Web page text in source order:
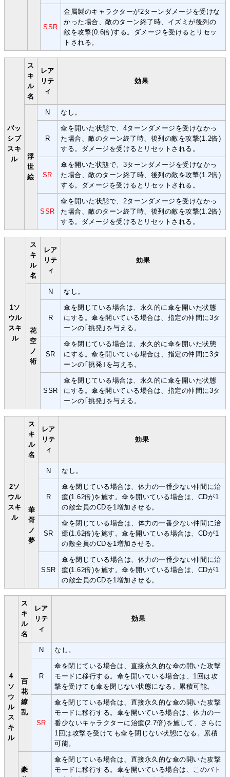
SSR
金属製のキャラクターが2ターンダメージを受けな
かった場合、敵のターン終了時、イズミが後列の
敵を攻撃(0.6倍)する。ダメージを受けるとリセッ
トされる。
パッ
シブ
スキ
ル
ス
キ
ル
名
レア
リテ
ィ
効果
浮
世
絵
N なし。
R
傘を開いた状態で、4ターンダメージを受けなかっ
た場合、敵のターン終了時、後列の敵を攻撃(1.2倍)
する。ダメージを受けるとリセットされる。
SR
傘を開いた状態で、3ターンダメージを受けなかっ
た場合、敵のターン終了時、後列の敵を攻撃(1.2倍)
する。ダメージを受けるとリセットされる。
SSR
傘を開いた状態で、2ターンダメージを受けなかっ
た場合、敵のターン終了時、後列の敵を攻撃(1.2倍)
する。ダメージを受けるとリセットされる。
1ソ
ウル
スキ
ル
ス
キ
ル
名
レア
リテ
ィ
効果
花
空
ノ
術
N なし。
R
傘を閉じている場合は、永久的に傘を開いた状態
にする。傘を開いている場合は、指定の仲間に3タ
ーンの｢挑発｣を与える。
SR
傘を閉じている場合は、永久的に傘を開いた状態
にする。傘を開いている場合は、指定の仲間に3タ
ーンの｢挑発｣を与える。
SSR
傘を閉じている場合は、永久的に傘を開いた状態
にする。傘を開いている場合は、指定の仲間に3タ
ーンの｢挑発｣を与える。
2ソ
ウル
スキ
ル
ス
キ
ル
名
レア
リテ
ィ
効果
華
胥
ノ
夢
N なし。
R
傘を閉じている場合は、体力の一番少ない仲間に治
癒(1.62倍)を施す。傘を開いている場合は、CDが1
の敵全員のCDを1増加させる。
SR
傘を閉じている場合は、体力の一番少ない仲間に治
癒(1.62倍)を施す。傘を開いている場合は、CDが1
の敵全員のCDを1増加させる。
SSR
傘を閉じている場合は、体力の一番少ない仲間に治
癒(1.62倍)を施す。傘を開いている場合は、CDが1
の敵全員のCDを1増加させる。
4
ソ
ウ
ル
ス
キ
ル
ス
キ
ル
名
レア
リテ
ィ
効果
百
花
繚
乱
N なし。
R
傘を閉じている場合は、直接永久的な傘の開いた攻撃
モードに移行する。傘を開いている場合は、1回は攻
撃を受けても傘を閉じない状態になる。累積可能。
SR
傘を閉じている場合は、直接永久的な傘の開いた攻撃
モードに移行する。傘を開いている場合は、体力の一
番少ないキャラクターに治癒(2.7倍)を施して、さらに
1回は攻撃を受けても傘を閉じない状態になる。累積
可能。
豪
傘を閉じている場合は、直接永久的な傘の開いた攻撃
モードに移行する。傘を開いている場合は、このバト